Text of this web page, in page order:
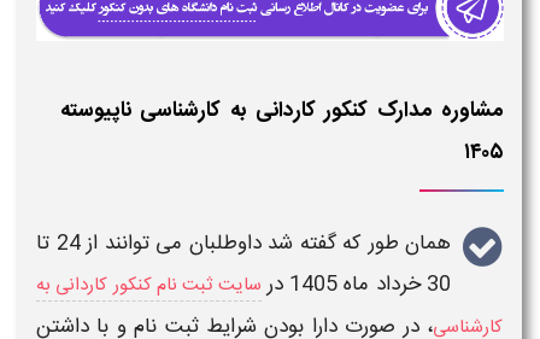
مشاوره مدارک کنکور کاردانی به کارشناسی ناپیوسته
۱۴۰۵
همان طور که گفته شد داوطلبان می توانند از 24 تا
30 خرداد ماه 1405 در
سایت ثبت نام کنکور کاردانی به
کارشناسی، در صورت دارا بودن شرایطثبت نامو با داشتن